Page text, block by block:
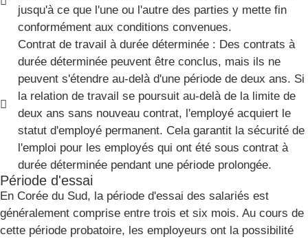
jusqu'à ce que l'une ou l'autre des parties y mette fin
conformément aux conditions convenues.
Contrat de travail à durée déterminée : Des contrats à
durée déterminée peuvent être conclus, mais ils ne
peuvent s'étendre au-delà d'une période de deux ans. Si
la relation de travail se poursuit au-delà de la limite de
deux ans sans nouveau contrat, l'employé acquiert le
statut d'employé permanent. Cela garantit la sécurité de
l'emploi pour les employés qui ont été sous contrat à
durée déterminée pendant une période prolongée.
Période d'essai
En Corée du Sud, la période d'essai des salariés est
généralement comprise entre trois et six mois. Au cours de
cette période probatoire, les employeurs ont la possibilité